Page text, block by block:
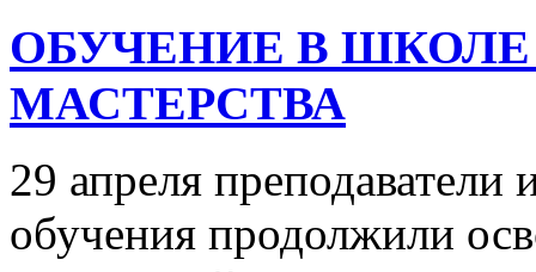
ОБУЧЕНИЕ В
МАСТЕРСТВА
29 апреля преподаватели
обучения продолжили